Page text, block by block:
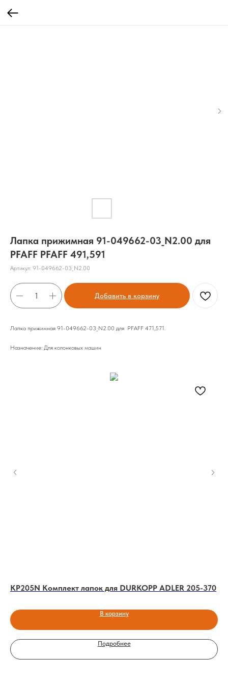
Лапка прижимная 91-049662-03_N2.00 для
PFAFF PFAFF 491,591
Артикул: 91-049662-03_N2.00
Добавить в корзину
Лапка прижимная 91-049662-03_N2.00 для PFAFF 471,571.
Назначение: Для колонковых машин
KP205N Комплект лапок для DURKOPP ADLER 205-370
В корзину
Подробнее